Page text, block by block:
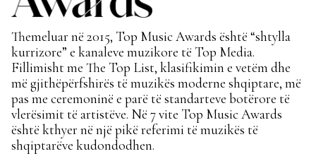
Themeluar në 2015, Top Music Awards është “shtylla
kurrizore” e kanaleve muzikore të Top Media.
Fillimisht me The Top List, klasifikimin e vetëm dhe
më gjithëpërfshirës të muzikës moderne shqiptare, më
pas me ceremoninë e parë të standarteve botërore të
vlerësimit të artistëve. Në 7 vite Top Music Awards
është kthyer në një pikë referimi të muzikës të
shqiptarëve kudondodhen.